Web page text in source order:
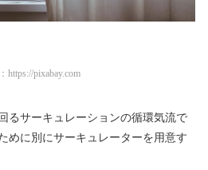
https://pixabay.com
るサーキュレーションの循環気流で
めに別にサーキュレーターを用意す